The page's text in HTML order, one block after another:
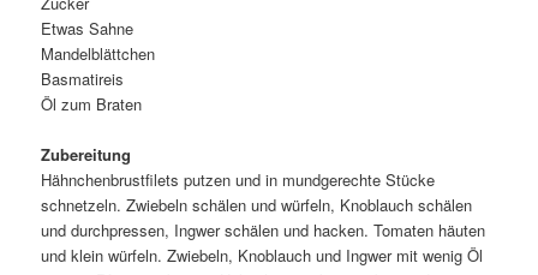
Etwas Sahne
Mandelblättchen
Basmatireis
Öl zum Braten
Zubereitung
Hähnchenbrustfilets putzen und in mundgerechte Stücke
schnetzeln. Zwiebeln schälen und würfeln, Knoblauch schälen
und durchpressen, Ingwer schälen und hacken. Tomaten häuten
und klein würfeln. Zwiebeln, Knoblauch und Ingwer mit wenig Öl